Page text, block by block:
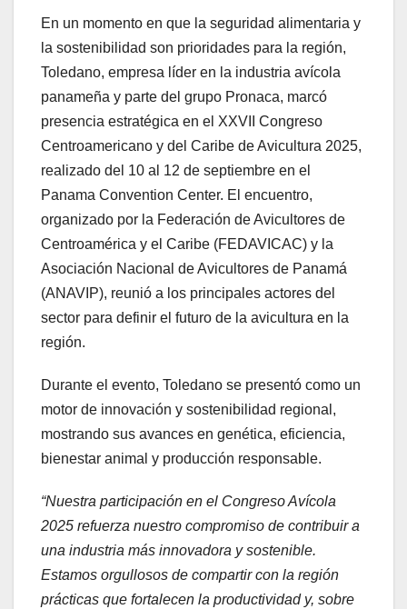
En un momento en que la seguridad alimentaria y
la sostenibilidad son prioridades para la región,
Toledano, empresa líder en la industria avícola
panameña y parte del grupo Pronaca, marcó
presencia estratégica en el XXVII Congreso
Centroamericano y del Caribe de Avicultura 2025,
realizado del 10 al 12 de septiembre en el
Panama Convention Center. El encuentro,
organizado por la Federación de Avicultores de
Centroamérica y el Caribe (FEDAVICAC) y la
Asociación Nacional de Avicultores de Panamá
(ANAVIP), reunió a los principales actores del
sector para definir el futuro de la avicultura en la
región.
Durante el evento, Toledano se presentó como un
motor de innovación y sostenibilidad regional,
mostrando sus avances en genética, eficiencia,
bienestar animal y producción responsable.
“Nuestra participación en el Congreso Avícola
2025 refuerza nuestro compromiso de contribuir a
una industria más innovadora y sostenible.
Estamos orgullosos de compartir con la región
prácticas que fortalecen la productividad y, sobre